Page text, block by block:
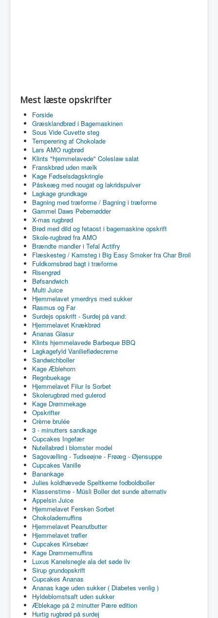
Mest læste opskrifter
Forside
Græsklandbrød i Bagemaskinen
Sous Vide Cuvette steg
Temperering af Chokolade
Lars AMO rugbrød
Klints "hjemmelavede" Coleslaw salat
Franskbrød uden mælk
Kage Fødselsdagskringle
Påskeæg med nougat og lakridspulver
Lagkage grundkage
Bagning med træforme / Bagning i træforme
Gammel Daws Pebernødder
X-mas rugbrød
Brød med dild og fetaost i bagemaskine opskrift
Skole-rugbrød fra AMO
Brændte mandler i Tefal Actifry
Flæskesteg / Kamsteg i Big Easy Smoker fra Char Broil
Fuldkornsbrød bagt i træforme
Risengrød
Bøfsandwich
Multi Juice
Hjemmelavet ymerdrys med sukker
Rasmus og Far
Surdejs opskrift - Surdej på vand:
Hjemmelavet Knækbrød
Ananas Glasur
Klints hjemmelavede Barbeque BBQ
Lagkagefyld Vanilieflødecreme
Sandwichboller
Kage Æblehorn
Regnbuekage
Hjemmelavet Filur Is Sorbet
Skolerugbrød med gulerod
Kage Drømmekage
Opskrifter
Crème brulée
3 - minutters sandkage
Cupcakes Ingefær
Nutellabrød i blomster model
Sagovælling - Tudseøjne - Frøæg - Øjensuppe
Cupcakes Vanille
Banankage
Julies koldhævede Speltkerne fodboldboller
Klassenstime - Müsli Boller det sunde alternativ
Appelsin Juice
Hjemmelavet Fersken Sorbet
Chokolademuffins
Hjemmelavet Peanutbutter
Hjemmelavet trøfler
Cupcakes Kirsebær
Kage Drømmemuffins
Luxus Kanelsnegle ala det søde liv
Sirup grundopskrift
Cupcakes Ananas
Ananas kage uden sukker ( Diabetes venlig )
Hyldeblomstsaft uden sukker
Æblekage på 2 minutter Pære edition
Hurtig rugbrød på surdej